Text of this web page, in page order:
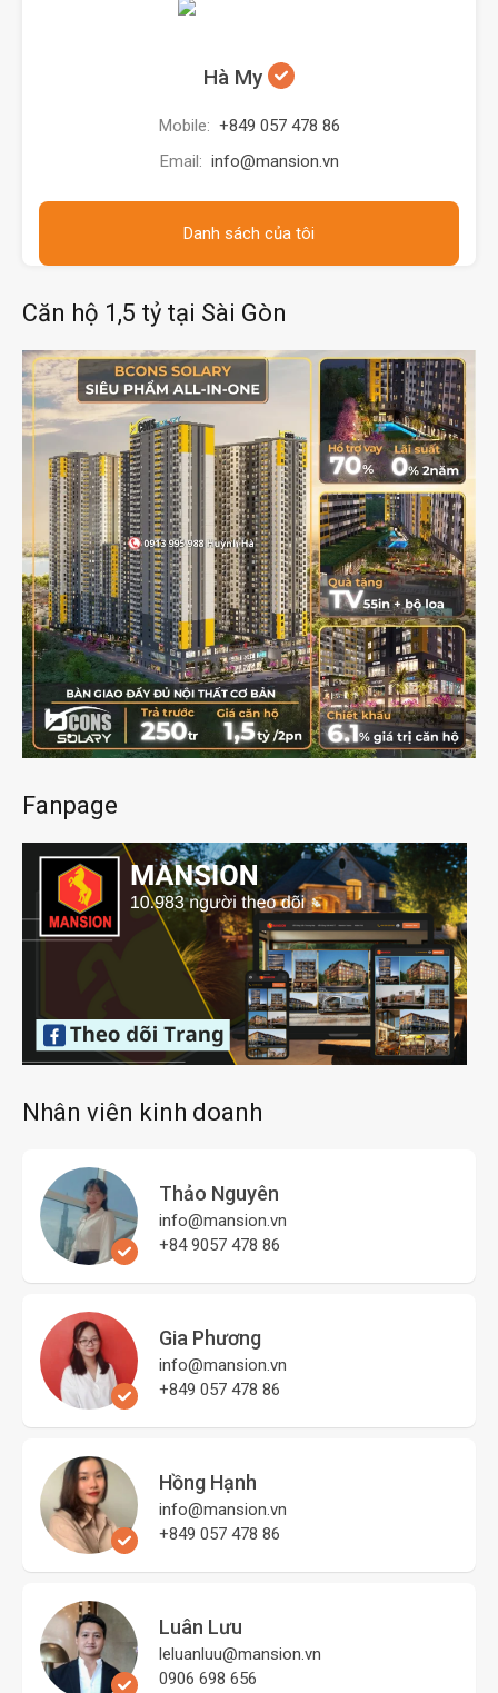
Hà My
Mobile: +849 057 478 86
Email: info@mansion.vn
Danh sách của tôi
Căn hộ 1,5 tỷ tại Sài Gòn
Fanpage
Nhân viên kinh doanh
Thảo Nguyên
info@mansion.vn
+84 9057 478 86
Gia Phương
info@mansion.vn
+849 057 478 86
Hồng Hạnh
info@mansion.vn
+849 057 478 86
Luân Lưu
leluanluu@mansion.vn
0906 698 656